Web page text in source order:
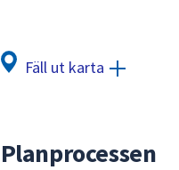
Fäll ut karta
Planprocessen